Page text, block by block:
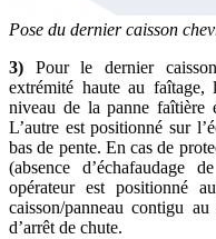
Pose du dernier caisson
3) Pour le dernier
extrémité haute au faîtage,
niveau de la panne faîtière
L’autre est positionné sur
bas de pente. En cas de
(absence
opérateur est positionné
caisson/panneau contigu
d’arrêt de chute.